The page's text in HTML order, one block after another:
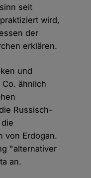
seit
wird,
der
erklären.
und
ähnlich
Russisch-
von Erdogan.
"alternativer
an.